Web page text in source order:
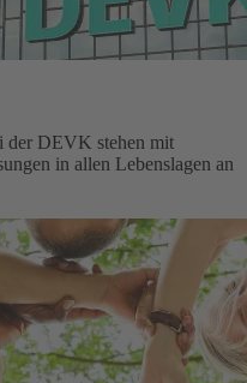
der DEVK stehen mit
in allen Lebenslagen an